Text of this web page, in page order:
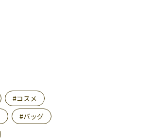
#コスメ
#バッグ